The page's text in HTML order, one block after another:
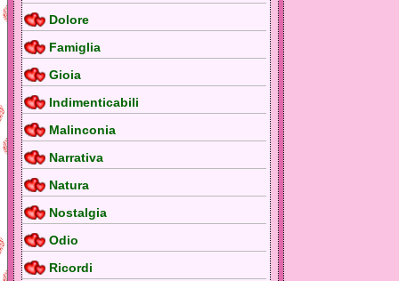
Dolore
Famiglia
Gioia
Indimenticabili
Malinconia
Narrativa
Natura
Nostalgia
Odio
Ricordi